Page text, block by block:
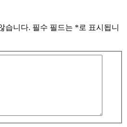
습니다. 필수 필드는 *로 표시됩니